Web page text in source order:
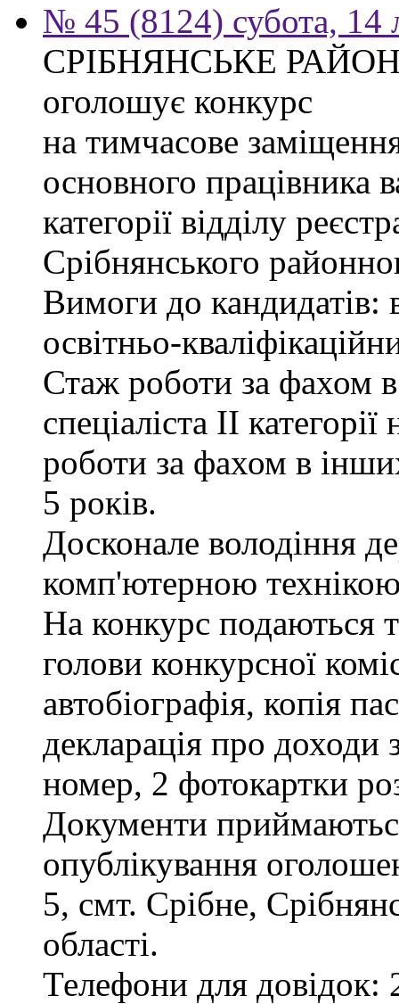
№ 45 (8124) субота, 14
СРІБНЯНСЬКЕ
оголошує конкурс
на тимчасове
основного працівника
категорії відділу
Срібнянського
Вимоги до кандидатів:
освітньо-
Стаж роботи за фахом
спеціаліста ІІ
роботи за фахом в
5 років.
Досконале володіння
комп'ютерною
На конкурс подаються
голови конкурсної
автобіографія, копія
декларація про доходи
номер, 2 фотокартки
Документи
опублікування
5, смт. Срібне,
області.
Телефони для